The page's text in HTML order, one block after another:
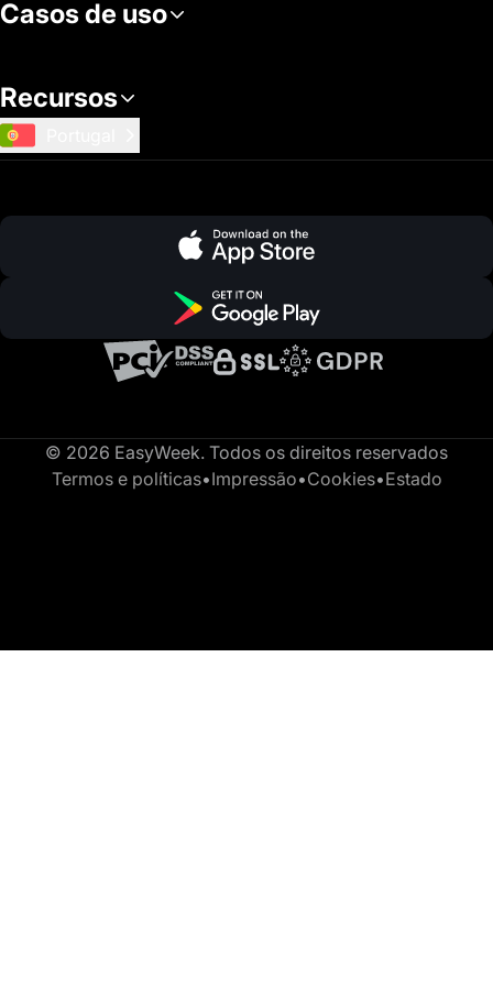
Casos de uso
Recursos
© 2026 EasyWeek. Todos os direitos reservados
Termos e políticas•Impressão•Cookies•Estado